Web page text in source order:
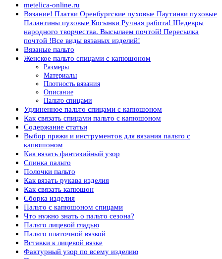
metelica-online.ru
Вязание! Платки Оренбургские пуховые Паутинки пуховые
Палантины пуховые Косынки Ручная работа! Шедевры
народного творчества. Высылаем почтой! Пересылка
почтой !Все виды вязаных изделий!
Вязаные пальто
Женское пальто спицами с капюшоном
Размеры
Материалы
Плотность вязания
Описание
Пальто спицами
Удлиненное пальто спицами с капюшоном
Как связать спицами пальто с капюшоном
Содержание статьи
Выбор пряжи и инструментов для вязания пальто с
капюшоном
Как вязать фантазийный узор
Спинка пальто
Полочки пальто
Как вязать рукава изделия
Как связать капюшон
Сборка изделия
Пальто с капюшоном спицами
Что нужно знать о пальто сезона?
Пальто лицевой гладью
Пальто платочной вязкой
Вставки к лицевой вязке
Фактурный узор по всему изделию